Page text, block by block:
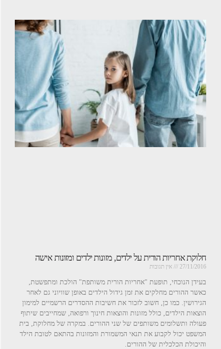
חלוקת אחריות הורית על ילדים, מזונות ילדים ומזונות אישה
27/11/2016 אין תגובות
בעידן הנוכחי, תופעת "אחריות הורית משותפת" הולכת ומתפשטת,
כאשר ההורים מחלקים את זמן גידול הילדים באופן שוויוני גם לאחר
הגירושין. כמו כן, חשוב לזכור את חשיבות ההסדרים הרשמיים למימון
הוצאות הילדים, כולל מזונות והוצאות חינוך ורפואה, שמחייבים שיתוף
פעולה ותשלומים משותפים של שני ההורים. במקרה של מחלוקת, בית
המשפט יכול לקבוע את תנאי המשמורת והמזונות בהתאם לטובת הילד
והיכולת הכלכלית של ההורים.